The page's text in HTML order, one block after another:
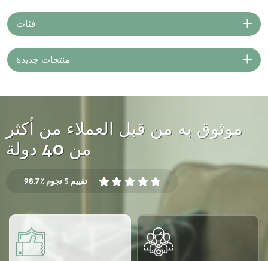
البوليستر المعاد تدويرها التي
أصبحت شائعة بشكل متزايد في
السنوات الأخيرة.
فئات
منتجات جديدة
موثوق به من قبل العملاء من أكثر
من 40 دولة
98.7٪ تقييم 5 نجوم